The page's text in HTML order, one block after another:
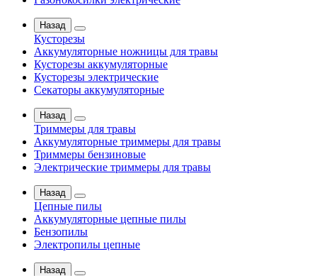
Назад
Кусторезы
Аккумуляторные ножницы для травы
Кусторезы аккумуляторные
Кусторезы электрические
Секаторы аккумуляторные
Назад
Триммеры для травы
Аккумуляторные триммеры для травы
Триммеры бензиновые
Электрические триммеры для травы
Назад
Цепные пилы
Аккумуляторные цепные пилы
Бензопилы
Электропилы цепные
Назад